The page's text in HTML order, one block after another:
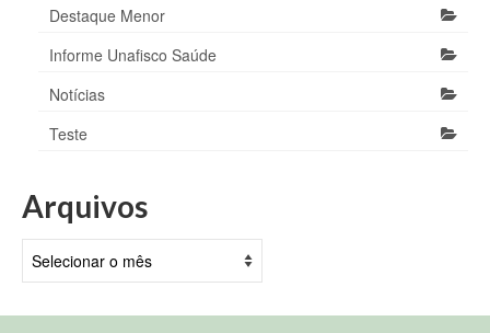
Destaque Menor
Informe Unafisco Saúde
Notícias
Teste
Arquivos